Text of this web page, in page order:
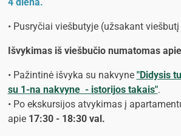
• Pusryčiai viešbutyje (užsakant
Išvykimas iš viešbučio numatomas
• Pažintinė išvyka su nakvyne "Didysis
su 1-na nakvyne - istorijos takais".
• Po ekskursijos atvykimas į
apie 17:30 - 18:30 val.